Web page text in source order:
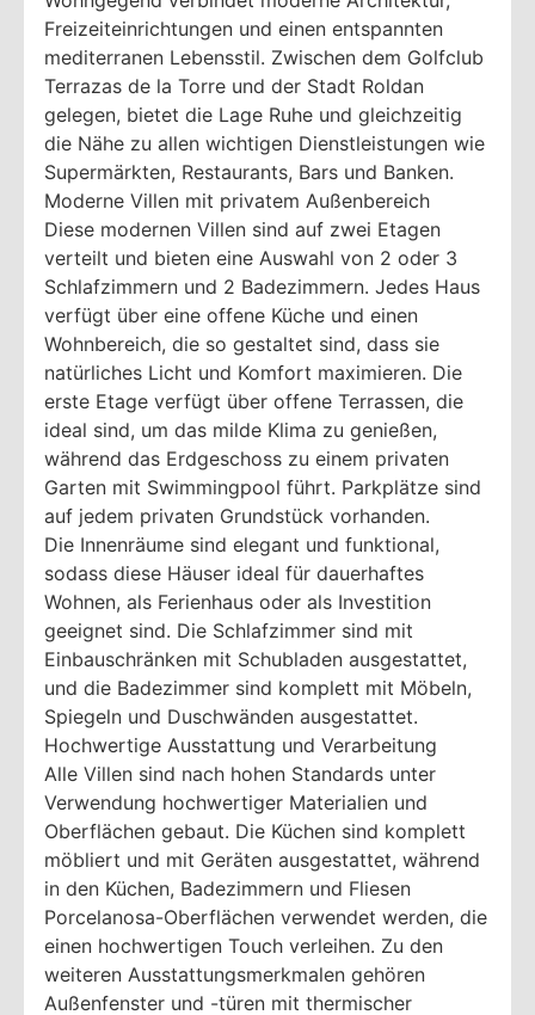
Freizeiteinrichtungen und einen entspannten
mediterranen Lebensstil. Zwischen dem Golfclub
Terrazas de la Torre und der Stadt Roldan
gelegen, bietet die Lage Ruhe und gleichzeitig
die Nähe zu allen wichtigen Dienstleistungen wie
Supermärkten, Restaurants, Bars und Banken.
Moderne Villen mit privatem Außenbereich
Diese modernen Villen sind auf zwei Etagen
verteilt und bieten eine Auswahl von 2 oder 3
Schlafzimmern und 2 Badezimmern. Jedes Haus
verfügt über eine offene Küche und einen
Wohnbereich, die so gestaltet sind, dass sie
natürliches Licht und Komfort maximieren. Die
erste Etage verfügt über offene Terrassen, die
ideal sind, um das milde Klima zu genießen,
während das Erdgeschoss zu einem privaten
Garten mit Swimmingpool führt. Parkplätze sind
auf jedem privaten Grundstück vorhanden.
Die Innenräume sind elegant und funktional,
sodass diese Häuser ideal für dauerhaftes
Wohnen, als Ferienhaus oder als Investition
geeignet sind. Die Schlafzimmer sind mit
Einbauschränken mit Schubladen ausgestattet,
und die Badezimmer sind komplett mit Möbeln,
Spiegeln und Duschwänden ausgestattet.
Hochwertige Ausstattung und Verarbeitung
Alle Villen sind nach hohen Standards unter
Verwendung hochwertiger Materialien und
Oberflächen gebaut. Die Küchen sind komplett
möbliert und mit Geräten ausgestattet, während
in den Küchen, Badezimmern und Fliesen
Porcelanosa-Oberflächen verwendet werden, die
einen hochwertigen Touch verleihen. Zu den
weiteren Ausstattungsmerkmalen gehören
Außenfenster und -türen mit thermischer